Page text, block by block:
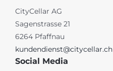
CityCellar AG
Sagenstrasse 21
6264 Pfaffnau
kundendienst@citycellar.ch
Social Media